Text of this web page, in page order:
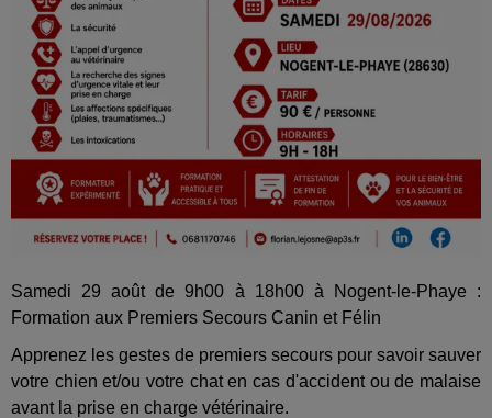
Samedi 29 août de 9h00 à 18h00 à Nogent-le-Phaye :
Formation aux Premiers Secours Canin et Félin
Apprenez les gestes de premiers secours pour savoir sauver
votre chien et/ou votre chat en cas d'accident ou de malaise
avant la prise en charge vétérinaire.